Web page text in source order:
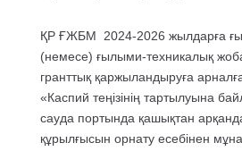
ҚР ҒЖБМ 2024-2026 жылдарға
(немесе) ғылыми-техникалық
гранттық қаржыландыруға
«Каспий теңізінің тартылуына
сауда портында қашықтан
құрылғысын орнату есебінен